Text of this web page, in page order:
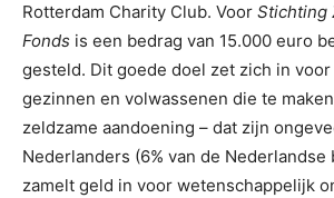
Rotterdam Charity Club. Voor Stichting
Fonds is een bedrag van 15.000 euro
gesteld. Dit goede doel zet zich in
gezinnen en volwassenen die te
zeldzame aandoening – dat zijn
Nederlanders (6% van de Nederlandse
zamelt geld in voor wetenschappelijk